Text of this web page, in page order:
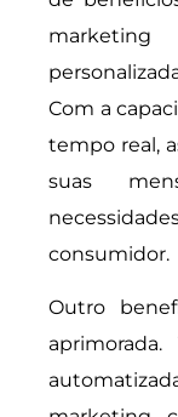
marketing
Com a
tempo real,
suas
consumidor.
Outro